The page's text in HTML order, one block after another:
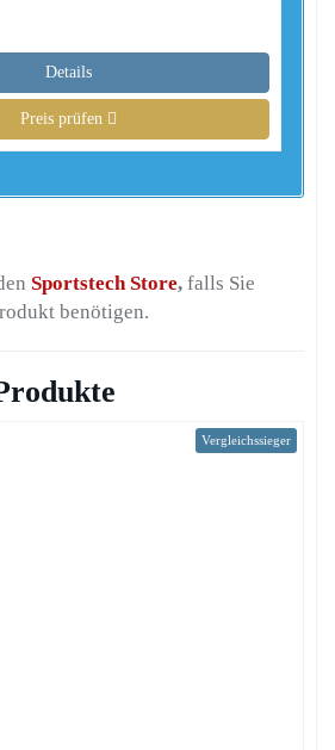
Details
Preis prüfen
Sportstech Store, falls Sie
benötigen.
Vergleichssieger